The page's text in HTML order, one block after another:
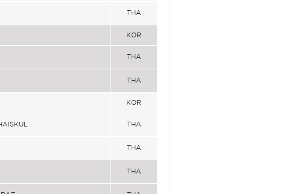
THA
KOR
THA
THA
KOR
THA
THA
THA